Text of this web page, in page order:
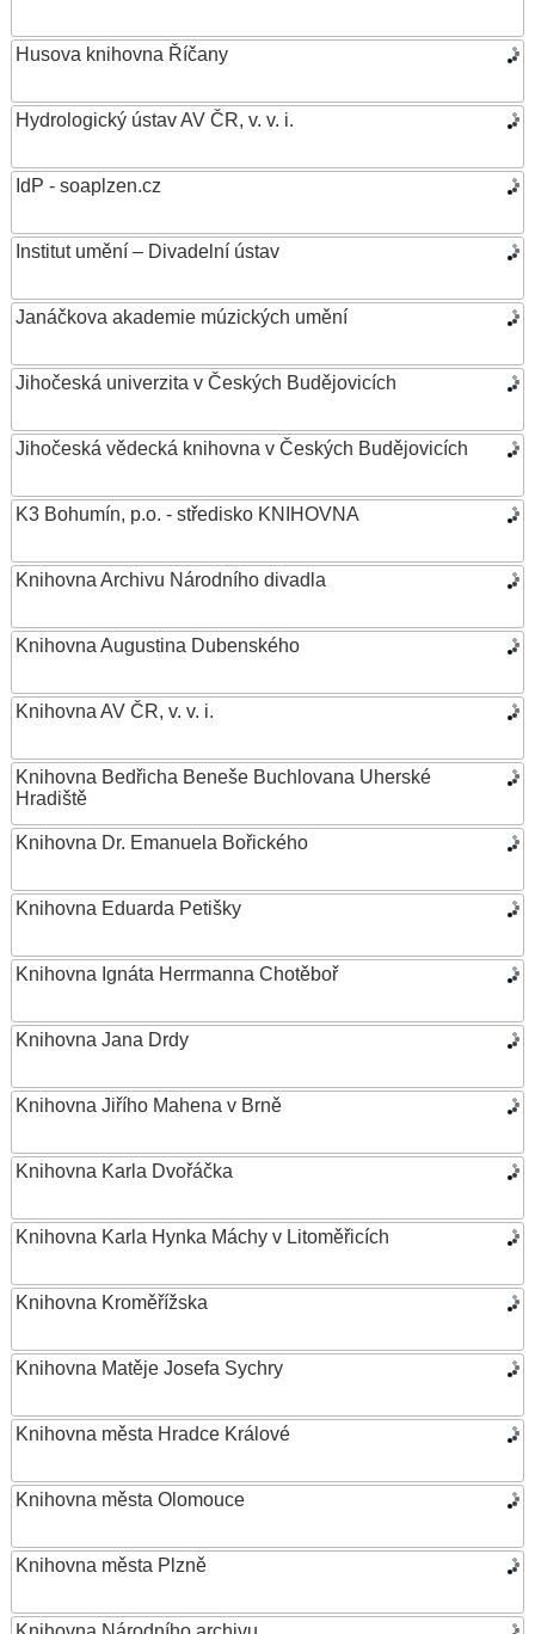
Husova knihovna Říčany
Hydrologický ústav AV ČR, v. v. i.
IdP - soaplzen.cz
Institut umění – Divadelní ústav
Janáčkova akademie múzických umění
Jihočeská univerzita v Českých Budějovicích
Jihočeská vědecká knihovna v Českých Budějovicích
K3 Bohumín, p.o. - středisko KNIHOVNA
Knihovna Archivu Národního divadla
Knihovna Augustina Dubenského
Knihovna AV ČR, v. v. i.
Knihovna Bedřicha Beneše Buchlovana Uherské
Hradiště
Knihovna Dr. Emanuela Bořického
Knihovna Eduarda Petišky
Knihovna Ignáta Herrmanna Chotěboř
Knihovna Jana Drdy
Knihovna Jiřího Mahena v Brně
Knihovna Karla Dvořáčka
Knihovna Karla Hynka Máchy v Litoměřicích
Knihovna Kroměřížska
Knihovna Matěje Josefa Sychry
Knihovna města Hradce Králové
Knihovna města Olomouce
Knihovna města Plzně